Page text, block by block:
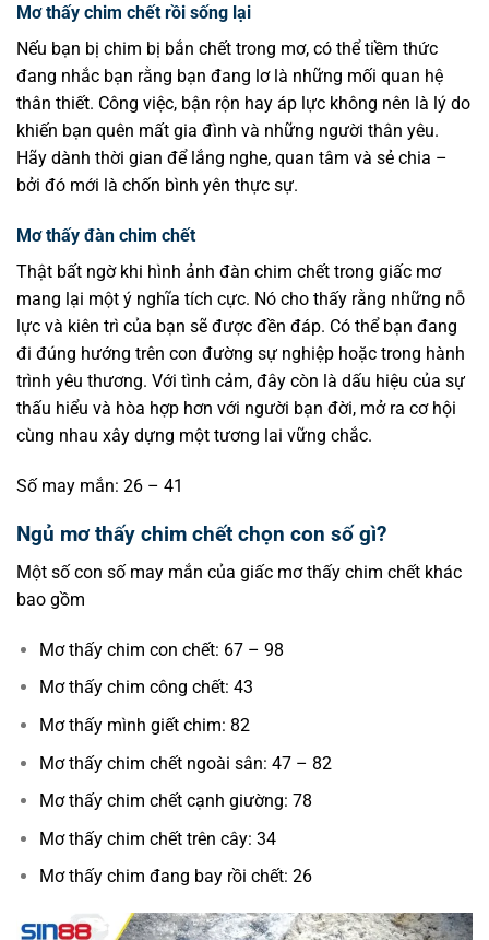
Mơ thấy chim chết rồi sống lại
Nếu bạn bị chim bị bắn chết trong mơ, có thể tiềm thức
đang nhắc bạn rằng bạn đang lơ là những mối quan hệ
thân thiết. Công việc, bận rộn hay áp lực không nên là lý do
khiến bạn quên mất gia đình và những người thân yêu.
Hãy dành thời gian để lắng nghe, quan tâm và sẻ chia –
bởi đó mới là chốn bình yên thực sự.
Mơ thấy đàn chim chết
Thật bất ngờ khi hình ảnh đàn chim chết trong giấc mơ
mang lại một ý nghĩa tích cực. Nó cho thấy rằng những nỗ
lực và kiên trì của bạn sẽ được đền đáp. Có thể bạn đang
đi đúng hướng trên con đường sự nghiệp hoặc trong hành
trình yêu thương. Với tình cảm, đây còn là dấu hiệu của sự
thấu hiểu và hòa hợp hơn với người bạn đời, mở ra cơ hội
cùng nhau xây dựng một tương lai vững chắc.
Số may mắn: 26 – 41
Ngủ mơ thấy chim chết chọn con số gì?
Một số con số may mắn của giấc mơ thấy chim chết khác
bao gồm
Mơ thấy chim con chết: 67 – 98
Mơ thấy chim công chết: 43
Mơ thấy mình giết chim: 82
Mơ thấy chim chết ngoài sân: 47 – 82
Mơ thấy chim chết cạnh giường: 78
Mơ thấy chim chết trên cây: 34
Mơ thấy chim đang bay rồi chết: 26